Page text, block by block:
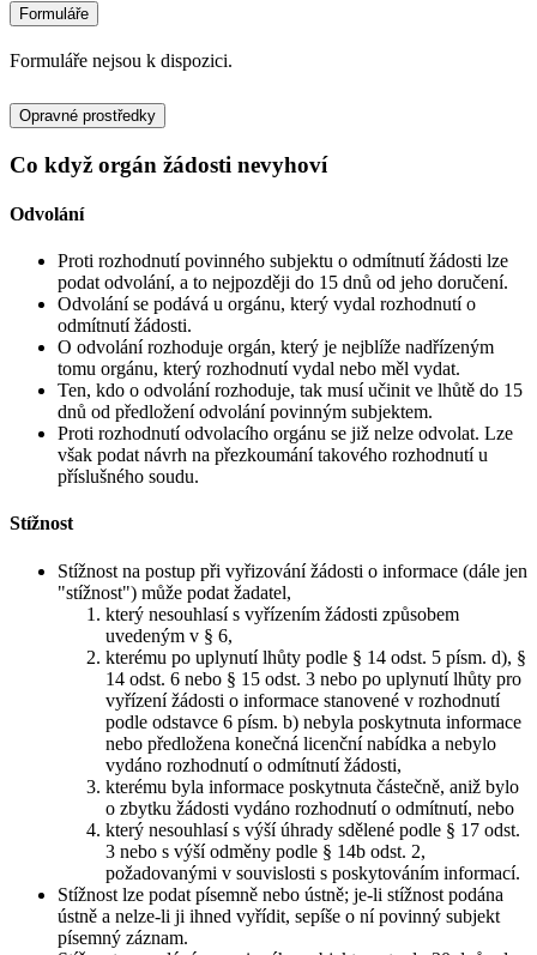
Formuláře
Formuláře nejsou k dispozici.
Opravné prostředky
Co když orgán žádosti nevyhoví
Odvolání
Proti rozhodnutí povinného subjektu o odmítnutí žádosti lze
podat odvolání, a to nejpozději do 15 dnů od jeho doručení.
Odvolání se podává u orgánu, který vydal rozhodnutí o
odmítnutí žádosti.
O odvolání rozhoduje orgán, který je nejblíže nadřízeným
tomu orgánu, který rozhodnutí vydal nebo měl vydat.
Ten, kdo o odvolání rozhoduje, tak musí učinit ve lhůtě do 15
dnů od předložení odvolání povinným subjektem.
Proti rozhodnutí odvolacího orgánu se již nelze odvolat. Lze
však podat návrh na přezkoumání takového rozhodnutí u
příslušného soudu.
Stížnost
Stížnost na postup při vyřizování žádosti o informace (dále jen
"stížnost") může podat žadatel,
který nesouhlasí s vyřízením žádosti způsobem
uvedeným v § 6,
kterému po uplynutí lhůty podle § 14 odst. 5 písm. d), §
14 odst. 6 nebo § 15 odst. 3 nebo po uplynutí lhůty pro
vyřízení žádosti o informace stanovené v rozhodnutí
podle odstavce 6 písm. b) nebyla poskytnuta informace
nebo předložena konečná licenční nabídka a nebylo
vydáno rozhodnutí o odmítnutí žádosti,
kterému byla informace poskytnuta částečně, aniž bylo
o zbytku žádosti vydáno rozhodnutí o odmítnutí, nebo
který nesouhlasí s výší úhrady sdělené podle § 17 odst.
3 nebo s výší odměny podle § 14b odst. 2,
požadovanými v souvislosti s poskytováním informací.
Stížnost lze podat písemně nebo ústně; je-li stížnost podána
ústně a nelze-li ji ihned vyřídit, sepíše o ní povinný subjekt
písemný záznam.